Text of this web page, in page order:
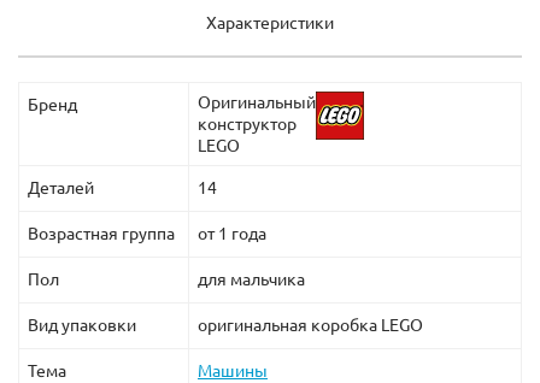
Характеристики
Бренд
Оригинальный
конструктор
LEGO
Деталей 14
Возрастная группа от 1 года
Пол для мальчика
Вид упаковки оригинальная коробка LEGO
Тема Машины